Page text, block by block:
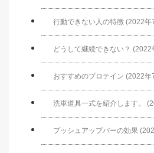
行動できない人の特徴 (2022年
どうして継続できない？
おすすめのプロテイン (2022年
洗車道具一式を紹介します。
プッシュアップバーの効果